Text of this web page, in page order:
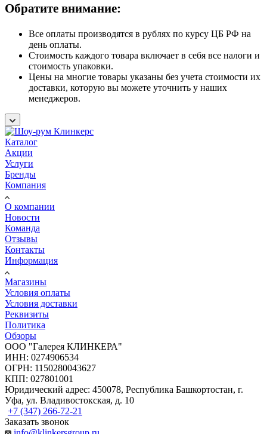
Обратите внимание:
Все оплаты производятся в рублях по курсу ЦБ РФ на
день оплаты.
Стоимость каждого товара включает в себя все налоги и
стоимость упаковки.
Цены на многие товары указаны без учета стоимости их
доставки, которую вы можете уточнить у наших
менеджеров.
Каталог
Акции
Услуги
Бренды
Компания
О компании
Новости
Команда
Отзывы
Контакты
Информация
Магазины
Условия оплаты
Условия доставки
Реквизиты
Политика
Обзоры
ООО "Галерея КЛИНКЕРА"
ИНН: 0274906534
ОГРН: 1150280043627
КПП: 027801001
Юридический адрес: 450078, Республика Башкортостан, г.
Уфа, ул. Владивостокская, д. 10
+7 (347) 266-72-21
Заказать звонок